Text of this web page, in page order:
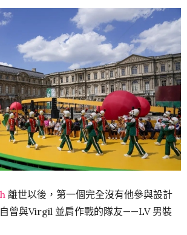
離世以後，第一個完全沒有他參與設計
曾與Virgil 並肩作戰的隊友——LV 男裝